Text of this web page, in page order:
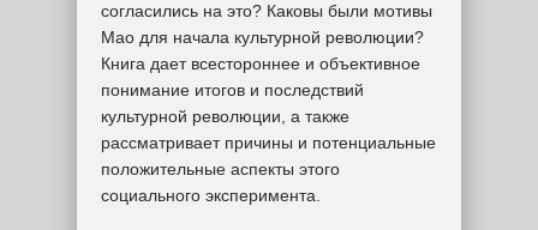
согласились на это? Каковы были мотивы
Мао для начала культурной революции?
Книга дает всестороннее и объективное
понимание итогов и последствий
культурной революции, а также
рассматривает причины и потенциальные
положительные аспекты этого
социального эксперимента.